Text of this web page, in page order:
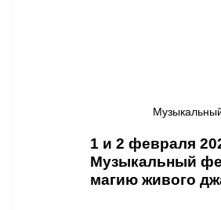
1 и 2 февраля
Музыкальный
магию живого